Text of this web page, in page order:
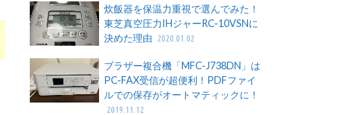
炊飯器を保温力重視で選んでみた！
東芝真空圧力IHジャーRC-10VSNに
決めた理由
2020.01.02
ブラザー複合機「MFC-J738DN」は
PC-FAX受信が超便利！PDFファイ
ルでの保存がオートマティックに！
2019.11.12